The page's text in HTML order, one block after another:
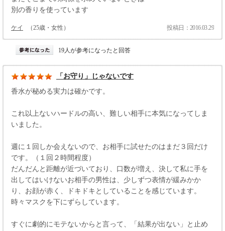
別の香りを使っています
ケイ （25歳・女性） 投稿日：2016.03.29
19人が参考になったと回答
「お守り」じゃないです
香水が秘める実力は確かです。
これ以上ないハードルの高い、難しい相手に本気になってしま
いました。
週に１回しか会えないので、お相手に試せたのはまだ３回だけ
です。（１回２時間程度）
だんだんと距離が近づいており、口数が増え、決して私に手を
出してはいけないお相手の男性は、少しずつ表情が緩みかか
り、お顔が赤く、ドキドキとしていることを感じています。
時々マスクを下にずらしています。
すぐに劇的にモテないからと言って、「結果が出ない」と止め